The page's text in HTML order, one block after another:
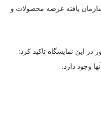
سازمان یافته عرضه محصولات و
این نمایشگاه تاکید کرد:
وجود دارد.